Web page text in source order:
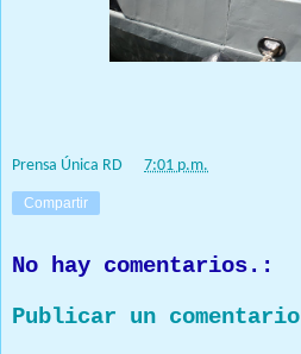
Prensa Única RD 7:01 p.m.
Compartir
No hay comentarios.:
Publicar un comentario